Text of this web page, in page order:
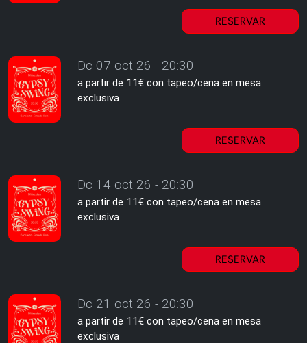
RESERVAR
Dc 07 oct 26 - 20:30
a partir de 11€ con tapeo/cena en mesa
exclusiva
RESERVAR
Dc 14 oct 26 - 20:30
a partir de 11€ con tapeo/cena en mesa
exclusiva
RESERVAR
Dc 21 oct 26 - 20:30
a partir de 11€ con tapeo/cena en mesa
exclusiva